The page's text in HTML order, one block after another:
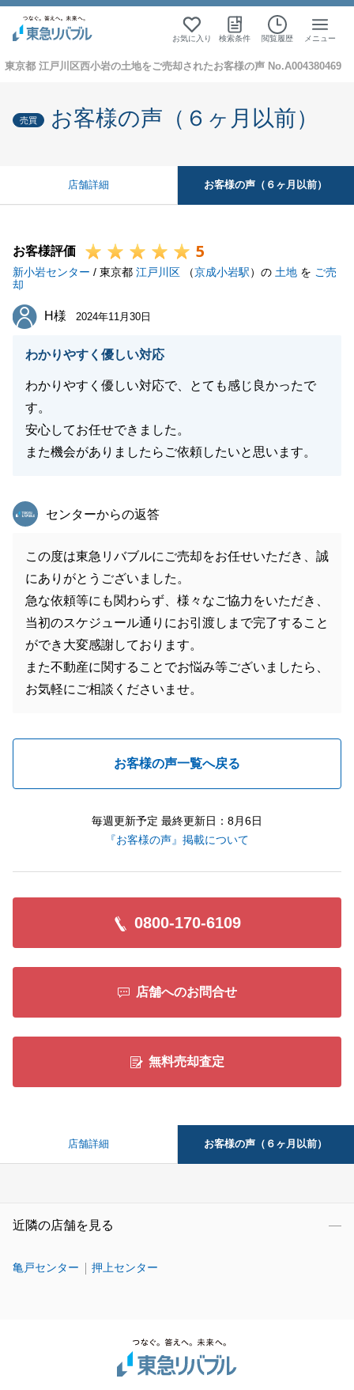
お気に入り 検索条件 閲覧履歴 メニュー
東京都 江戸川区西小岩の土地をご売却されたお客様の声 No.A004380469
売買 お客様の声（６ヶ月以前）
店舗詳細 お客様の声（６ヶ月以前）
お客様評価 5
新小岩センター / 東京都 江戸川区 （京成小岩駅）の 土地 を ご売
却
H様
H様 2024年11月30日
わかりやすく優しい対応
わかりやすく優しい対応で、とても感じ良かったで
す。
安心してお任せできました。
また機会がありましたらご依頼したいと思います。
東急リバブル
センターからの返答
この度は東急リバブルにご売却をお任せいただき、誠
にありがとうございました。
急な依頼等にも関わらず、様々なご協力をいただき、
当初のスケジュール通りにお引渡しまで完了すること
ができ大変感謝しております。
また不動産に関することでお悩み等ございましたら、
お気軽にご相談くださいませ。
お客様の声一覧へ戻る
毎週更新予定 最終更新日：8月6日
『お客様の声』掲載について
0800-170-6109
店舗へのお問合せ
無料売却査定
店舗詳細 お客様の声（６ヶ月以前）
近隣の店舗を見る
亀戸センター 押上センター